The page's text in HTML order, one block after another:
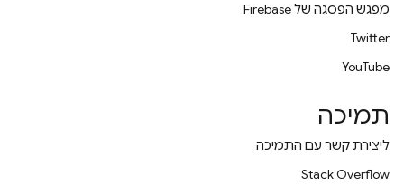
מפגש הפסגה של Firebase
Twitter
YouTube
תמיכה
ליצירת קשר עם התמיכה
Stack Overflow